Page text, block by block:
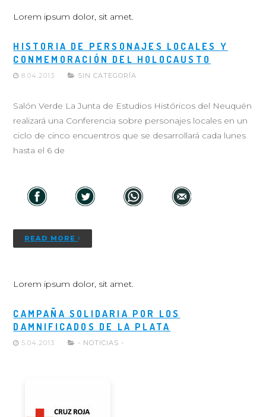
Lorem ipsum dolor, sit amet.
HISTORIA DE PERSONAJES LOCALES Y
CONMEMORACIÓN DEL HOLOCAUSTO
8.04.2013 SIN CATEGORÍA
Salón Verde La Junta de Estudios Históricos del Neuquén
realizará una Conferencia sobre personajes locales en un
ciclo de cinco encuentros que se desarrollará cada lunes
hasta el 6 de
READ MORE
Lorem ipsum dolor, sit amet.
CAMPAÑA SOLIDARIA POR LOS
DAMNIFICADOS DE LA PLATA
5.04.2013 - NOTICIAS -